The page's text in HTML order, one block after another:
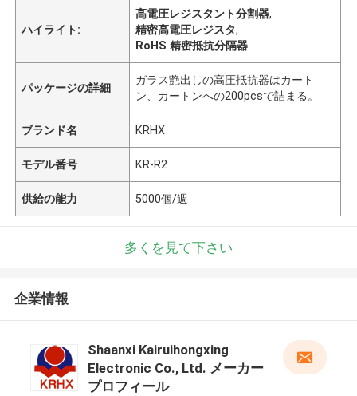
ハイライト:
高電圧レジスタント分割器,
精密高電圧レジスタ,
RoHS 精密抵抗分隔器
パッケージの詳細
ガラス艶出しの高圧抵抗器はカート
ン、カートンへの200pcsで詰まる。
ブランド名 KRHX
モデル番号 KR-R2
供給の能力 5000個/週
多くを見て下さい
企業情報
Shaanxi Kairuihongxing
Electronic Co., Ltd. メーカー
プロフィール